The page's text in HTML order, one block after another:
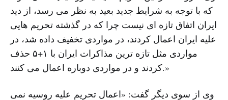
که با توجه به شرایط جدید بعید به نظر می رسد، از دید
ایران اتفاق تازه ای نیست چرا که در گذشته تحریم هایی
علیه ایران اعمال کردند، در مواردی تخفیف داده شد، در
مواردی مثل تازه ترین مذاکرات ایران با ۱+۵ حذف
کردند و در مواردی دوباره اعمال می کنند.»
وی از سوی دیگر گفت: «اعمال تحریم علیه روسیه نمی